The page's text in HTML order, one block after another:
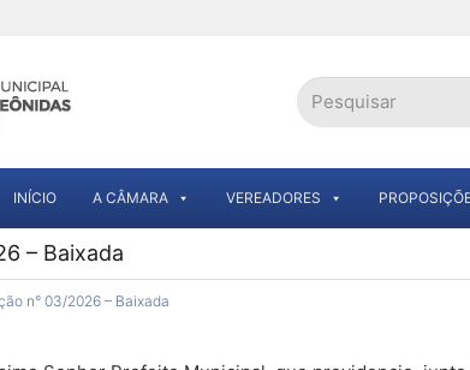
INÍCIO A CÂMARA VEREADORES
– Baixada
n° 03/2026 – Baixada